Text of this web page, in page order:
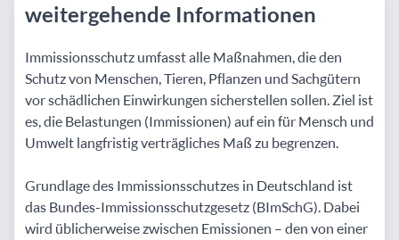
weitergehende Informationen
Immissionsschutz umfasst alle Maßnahmen, die den
Schutz von Menschen, Tieren, Pflanzen und Sachgütern
vor schädlichen Einwirkungen sicherstellen sollen. Ziel ist
es, die Belastungen (Immissionen) auf ein für Mensch und
Umwelt langfristig verträgliches Maß zu begrenzen.
Grundlage des Immissionsschutzes in Deutschland ist
das Bundes-Immissionsschutzgesetz (BImSchG). Dabei
wird üblicherweise zwischen Emissionen – den von einer